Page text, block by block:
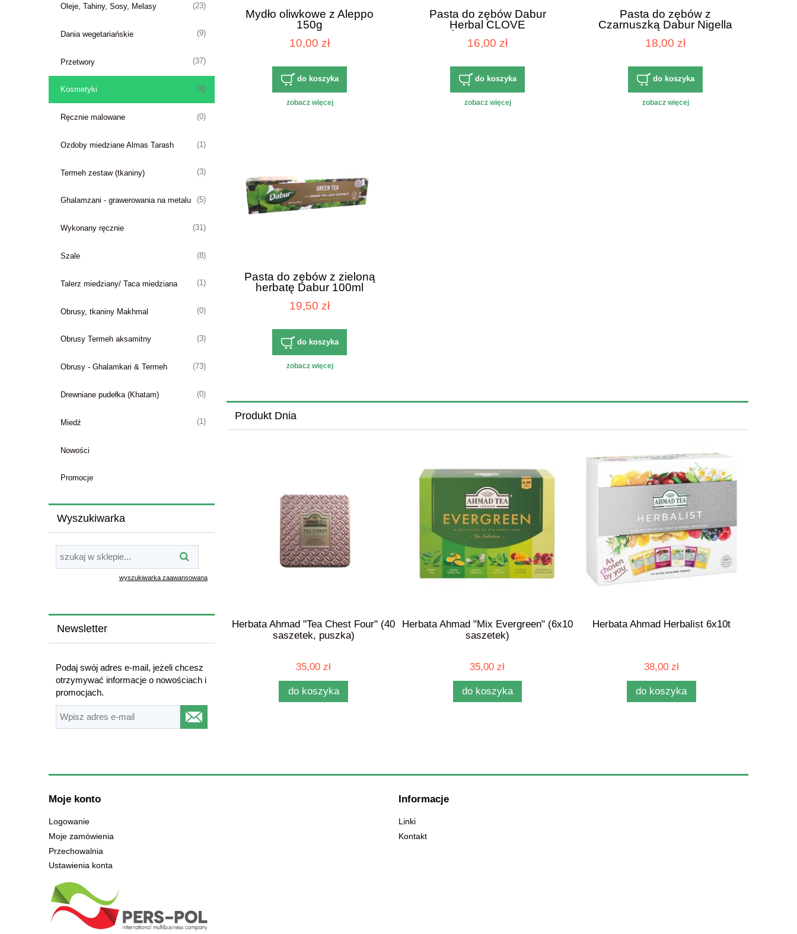
Oleje, Tahiny, Sosy, Melasy (23)
Dania wegetariańskie (9)
Przetwory (37)
Kosmetyki (4)
Ręcznie malowane (0)
Ozdoby miedziane Almas Tarash (1)
Termeh zestaw (tkaniny) (3)
Ghalamzani - grawerowania na metalu (5)
Wykonany ręcznie (31)
Szale (8)
Talerz miedziany/ Taca miedziana (1)
Obrusy, tkaniny Makhmal (0)
Obrusy Termeh aksamitny (3)
Obrusy - Ghalamkari & Termeh (73)
Drewniane pudełka (Khatam) (0)
Miedź (1)
Nowości
Promocje
Wyszukiwarka
wyszukiwarka zaawansowana
Newsletter
Podaj swój adres e-mail, jeżeli chcesz
otrzymywać informacje o nowościach i
promocjach.
Mydło oliwkowe z Aleppo
150g
10,00 zł
do koszyka
zobacz więcej
Pasta do zębów Dabur
Herbal CLOVE
GOŻDZIKOWA 100ml
16,00 zł
do koszyka
zobacz więcej
Pasta do zębów z
Czarnuszką Dabur Nigella
seeds 100ml
18,00 zł
do koszyka
zobacz więcej
Pasta do zębów z zieloną
herbatę Dabur 100ml
19,50 zł
do koszyka
zobacz więcej
Produkt Dnia
Herbata Ahmad "Tea Chest Four" (40
saszetek, puszka)
35,00 zł
do koszyka
Herbata Ahmad "Mix Evergreen" (6x10
saszetek)
35,00 zł
do koszyka
Herbata Ahmad Herbalist 6x10t
38,00 zł
do koszyka
Moje konto
Logowanie
Moje zamówienia
Przechowalnia
Ustawienia konta
Informacje
Linki
Kontakt